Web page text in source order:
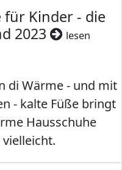
für Kinder - die
2023
lesen
di Wärme - und mit
- kalte Füße bringt
Hausschuhe